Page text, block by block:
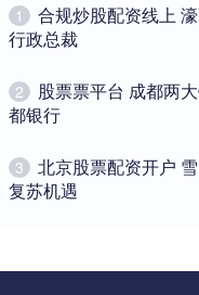
1
合规炒股配资线上
行政总裁
2
股票票平台 成都两
都银行
3
北京股票配资开户
复苏机遇